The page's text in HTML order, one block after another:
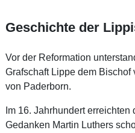
Geschichte der
Vor der Reformation
Grafschaft Lippe dem
von Paderborn.
Im 16. Jahrhundert
Gedanken Martin Luthers